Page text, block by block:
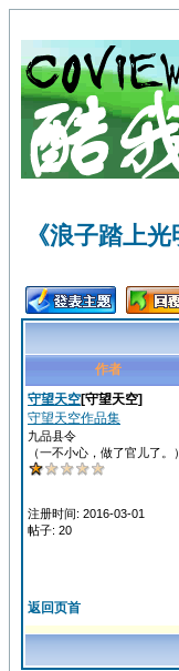
《浪子踏上光
作者
守望天空[守望天空]
守望天空作品集
九品县令
（一不小心，做了官儿了。）
注册时间: 2016-03-01
帖子: 20
返回页首